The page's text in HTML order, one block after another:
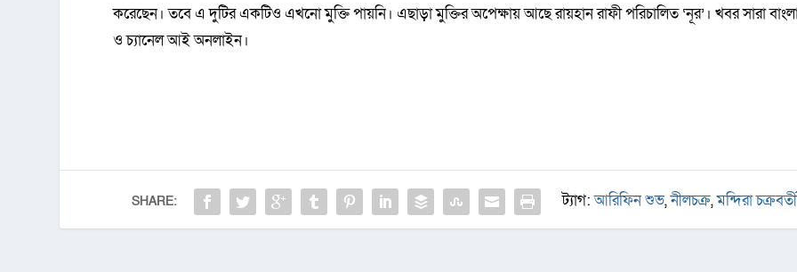
করেছেন। তবে এ দুটির একটিও এখনো মুক্তি পায়নি। এছাড়া মুক্তির অপেক্ষায় আছে রায়হান রাফী পরিচালিত ‘নূর’। খবর সারা
ও চ্যানেল আই অনলাইন।
SHARE: ট্যাগ:আরিফিন শুভ,নীলচক্র,মন্দিরা চক্রবর্তী